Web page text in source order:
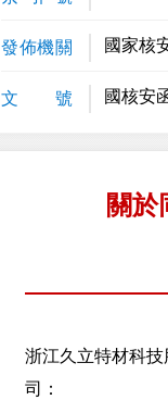
發佈機關 國家核
文 號 國核安
關於
浙江久立特材科
司：